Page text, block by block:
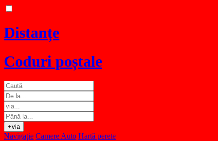
Distanțe
Coduri poștale
+via
Navigație Camere Auto Hartă perete